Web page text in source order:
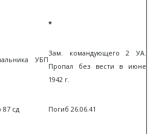
*
УБП
Зам. командующего 2 УА.
Пропал без вести в июне
1942 г.
87 сд Погиб 26.06.41